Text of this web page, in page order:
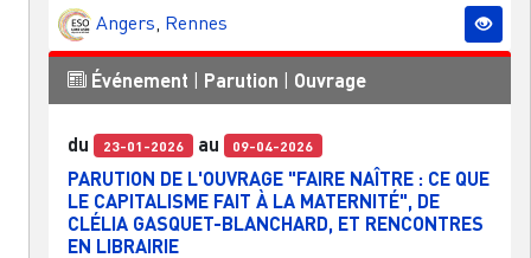
Angers Rennes
Événement | Parution | Ouvrage
du 23-01-2026 au 09-04-2026
PARUTION DE L'OUVRAGE "FAIRE NAÎTRE : CE QUE
LE CAPITALISME FAIT À LA MATERNITÉ", DE
CLÉLIA GASQUET-BLANCHARD, ET RENCONTRES
EN LIBRAIRIE